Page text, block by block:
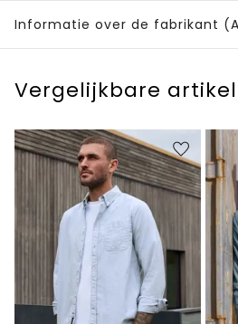
Informatie over de fabrikant
Vergelijkbare